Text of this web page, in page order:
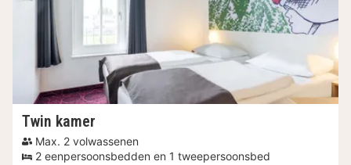
Twin kamer
Max. 2 volwassenen
2 eenpersoonsbedden en 1 tweepersoonsbed